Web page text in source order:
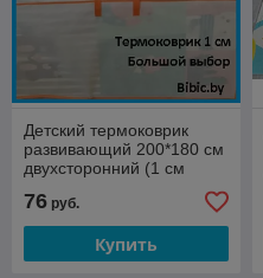
Детский термоковрик
развивающий 200*180 см
двухсторонний (1 см
напольный коврик для
малышей
76 руб.
Купить